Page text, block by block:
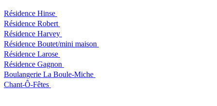
Résidence Hinse
Résidence Robert
Résidence Harvey
Résidence Boutet/mini maison
Résidence Larose
Résidence Gagnon
Boulangerie La Boule-Miche
Chant-Ô-Fêtes